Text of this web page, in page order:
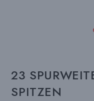
23
SPITZEN